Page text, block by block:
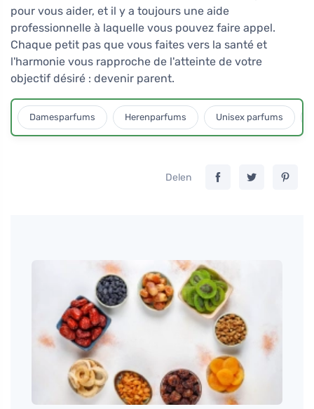
pour vous aider, et il y a toujours une aide
professionnelle à laquelle vous pouvez faire appel.
Chaque petit pas que vous faites vers la santé et
l'harmonie vous rapproche de l'atteinte de votre
objectif désiré : devenir parent.
Damesparfums Herenparfums Unisex parfums
Delen